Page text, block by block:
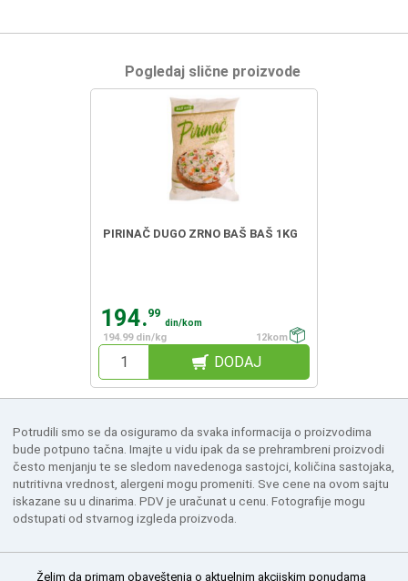
Pogledaj slične proizvode
PIRINAČ DUGO ZRNO BAŠ BAŠ 1KG
194.99
din/kom
194.99 din/kg
12kom
DODAJ
Potrudili smo se da osiguramo da svaka informacija o proizvodima
bude potpuno tačna. Imajte u vidu ipak da se prehrambreni proizvodi
često menjanju te se sledom navedenoga sastojci, količina sastojaka,
nutritivna vrednost, alergeni mogu promeniti. Sve cene na ovom sajtu
iskazane su u dinarima. PDV je uračunat u cenu. Fotografije mogu
odstupati od stvarnog izgleda proizvoda.
Želim da primam obaveštenja o aktuelnim akcijskim ponudama